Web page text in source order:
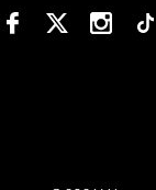
FacebookTwitter